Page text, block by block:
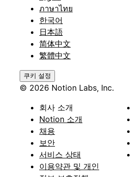
ภาษาไทย
한국어
日本語
简体中文
繁體中文
쿠키 설정
© 2026 Notion Labs, Inc.
회사 소개
Notion 소개
채용
보안
서비스 상태
이용약관 및 개인